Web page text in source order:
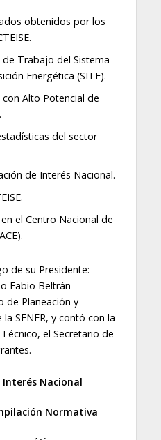
obtenidos por los
Trabajo del Sistema
Energética (SITE).
Alto Potencial de
del sector
de Interés Nacional.
el Centro Nacional de
de su Presidente:
Fabio Beltrán
de Planeación y
SENER, y contó con la
el Secretario de
Nacional
Normativa